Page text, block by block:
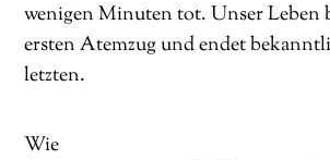
wenigen Minuten tot. Unser Leben
ersten Atemzug und endet
letzten.
Wie